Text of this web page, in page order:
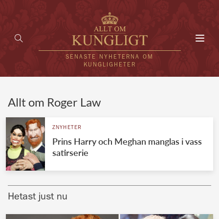
SENASTE NYHETERNA OM
KUNGLIGHETER
UTLÄNDSKT
VÄRLDENS KUNGAHUS
Brittiska kungahuset
Allt om Roger Law
ZNYHETER
Prins Harry och Meghan manglas i vass
satirserie
Hetast just nu